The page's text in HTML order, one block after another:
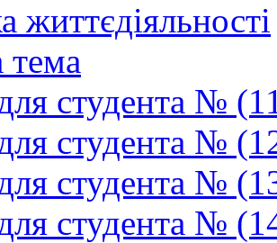
життєдіяльності
тема
студента №
студента №
студента №
студента №